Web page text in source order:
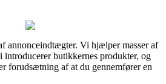
annonceindtægter. Vi hjælper masser af
introducerer butikkernes produkter, og
forudsætning af at du gennemfører en